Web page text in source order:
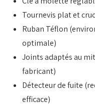
Tournevis plat et
Ruban Téflon
optimale)
Joints adaptés au
fabricant)
Détecteur de fuite
efficace)